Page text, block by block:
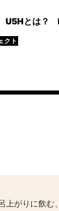
U5Hとは？
クト
上がりに飲む